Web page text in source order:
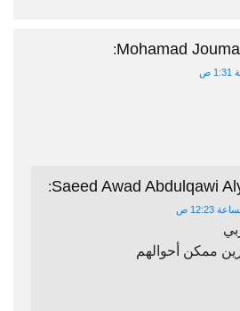
Mohamad
:
Saeed Awad Abdulqawi
:
ممكن أحوالهم